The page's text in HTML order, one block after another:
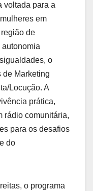
voltada para a
em
de
o
de Marketing
Locução. A
prática,
rádio comunitária,
para os desafios
do
o programa